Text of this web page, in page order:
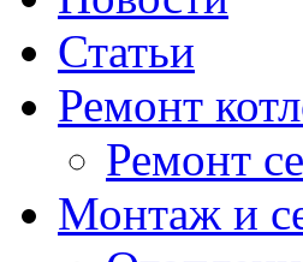
Статьи
Ремонт
Ремонт
Монтаж и